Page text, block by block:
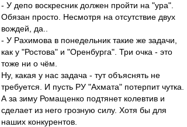
- У депо воскресник должен пройти на "ура".
Обязан просто. Несмотря на отсутствие двух
вождей, да..
- У Рахимова в понедельник такие же задачи,
как у "Ростова" и "Оренбурга". Три очка - это
тоже ни о чём.
Ну, какая у нас задача - тут объяснять не
требуется. И пусть РУ "Ахмата" потерпит чутка.
А за зиму Ромащенко подтянет колевтив и
сделает из него грозную силу. Хотя бы для
наших конкурентов.